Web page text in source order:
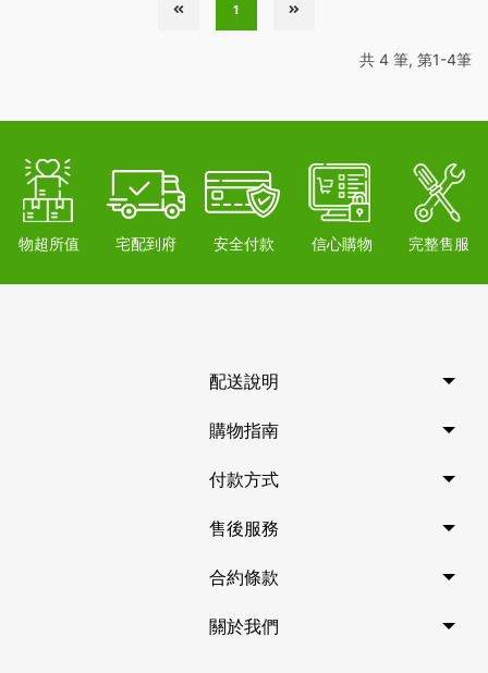
1
共 4 筆, 第1-4筆
物超所值 宅配到府 安全付款 信心購物 完整售服
配送說明
購物指南
付款方式
售後服務
合約條款
關於我們